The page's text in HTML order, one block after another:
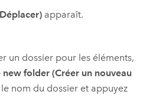
apparaît.
un dossier pour les éléments,
new folder (Créer un nouveau
le nom du dossier et appuyez